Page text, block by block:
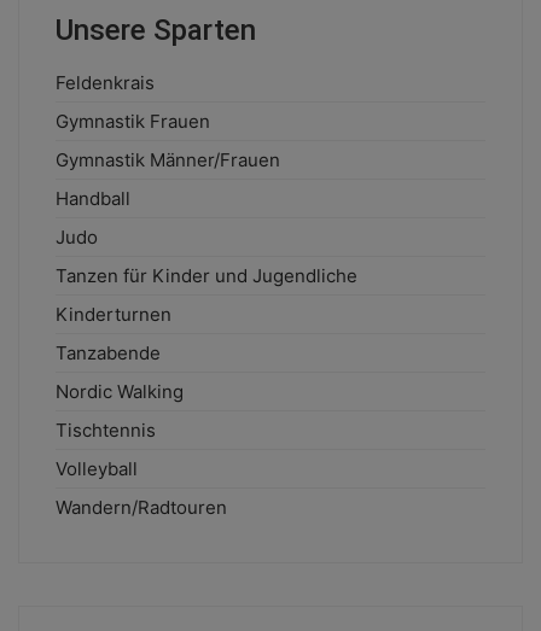
Unsere Sparten
Feldenkrais
Gymnastik Frauen
Gymnastik Männer/Frauen
Handball
Judo
Tanzen für Kinder und Jugendliche
Kinderturnen
Tanzabende
Nordic Walking
Tischtennis
Volleyball
Wandern/Radtouren